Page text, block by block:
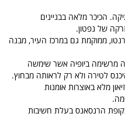
הכיכר מלאה בבניינים
של נפטון.
ממוקמת גם במרכז העיר, מבנה
מרשימה ביופיה אשר שימשה
לטירה ולא רק לראותה מבחוץ.
מלא באוצרות אומנות
הרנסאנס בעלת חשיבות